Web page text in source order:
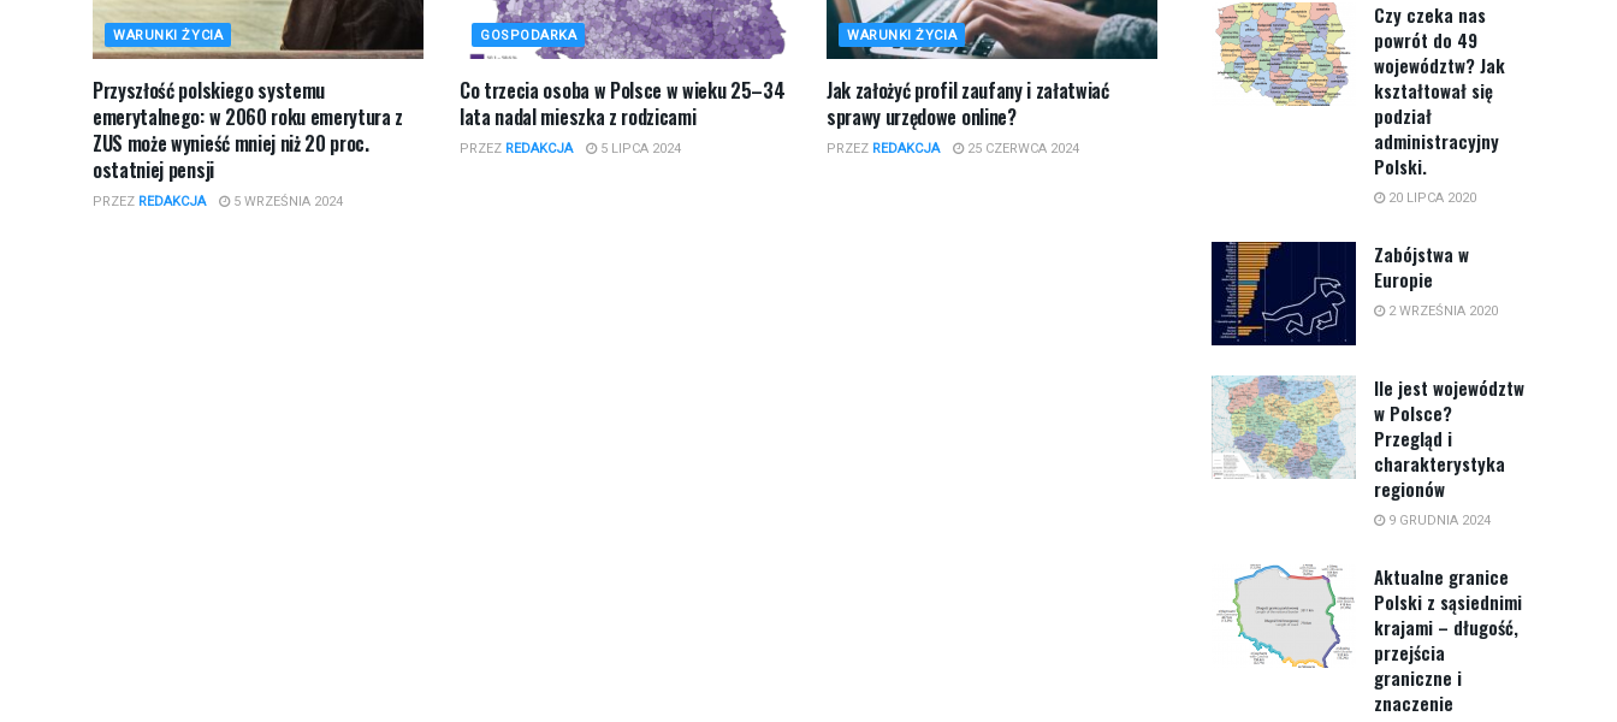
WARUNKI ŻYCIA
Przyszłość polskiego systemu
emerytalnego: w 2060 roku emerytura z
ZUS może wynieść mniej niż 20 proc.
ostatniej pensji
PRZEZ REDAKCJA 5 WRZEŚNIA 2024
GOSPODARKA
Co trzecia osoba w Polsce w wieku 25–34
lata nadal mieszka z rodzicami
PRZEZ REDAKCJA 5 LIPCA 2024
WARUNKI ŻYCIA
Jak założyć profil zaufany i załatwiać
sprawy urzędowe online?
PRZEZ REDAKCJA 25 CZERWCA 2024
Czy czeka nas
powrót do 49
województw? Jak
kształtował się
podział
administracyjny
Polski.
20 LIPCA 2020
Zabójstwa w
Europie
2 WRZEŚNIA 2020
Ile jest województw
w Polsce?
Przegląd i
charakterystyka
regionów
9 GRUDNIA 2024
Aktualne granice
Polski z sąsiednimi
krajami – długość,
przejścia
graniczne i
znaczenie